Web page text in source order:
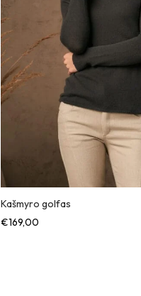
Kašmyro golfas
€169,00